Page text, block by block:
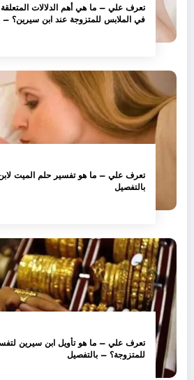
تعرف علي – ما هي أهم الدلالات
في الملابس للمتزوجة عند ابن سيرين؟ –
تعرف علي – ما هو تفسير حلم الميت
بالتفصيل
تعرف علي – ما هو تأويل ابن سيرين
للمتزوجة؟ – بالتفصيل